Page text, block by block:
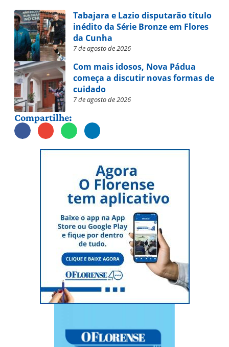
Tabajara e Lazio disputarão título
inédito da Série Bronze em Flores
da Cunha
7 de agosto de 2026
Com mais idosos, Nova Pádua
começa a discutir novas formas de
cuidado
7 de agosto de 2026
Compartilhe: